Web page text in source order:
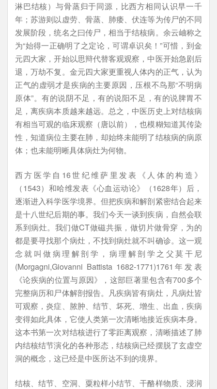
淋巴结核）与骨蒸归于同源，比西方相同认识早一千
年；苏游则以虚劳、骨蒸、肺痿、伏连等为传尸的不同
发展阶段，统名之曰传尸，相当于结核病。余云岫称之
为“始得一正确明了之定论，可谓卓识矣！”可惜，到金
元四大家，开始以思辩代替客观观察，中医开始急剧后
退，万劫不复。金元四大家更重视人体内的正气，认为
正气的虚弱才是疾病的主要原因，压根不鸟那“不明病
原体”。有的说阴不足，有的说阳不足，有的说脾胃不
足，离疾病本质越来越远。总之，中医历史上对结核病
有相当可观的临床观察（唐以前），也模糊知道其传染
性，知道病位主要在肺，却始终未能明了结核病的病原
体；也未能明晰具体病灶为何物。
西方医学自16世纪维萨里发表《人体的构造》
（1543）和哈维发表《心血运动论》（1628年）后，
逐渐进入科学医学境界。但把疾病和解剖紧密结合起来
是十八世纪后期的事。我们今天一谈到疾病，自然会联
系到病灶。我们做CT做磁共振，做切片做骨穿，为的
都是要寻找那个病灶，不找到病灶就不叫确诊。这一观
念就叫做病理解剖学，病理解剖学之父莫干尼
(Morgagni,Giovanni Battista 1682-1771)1761年发表
《论疾病的位置与原因》，这部巨著里包含有700多个
完整病历和尸体解剖报告。凡疾病皆有病灶，凡病灶皆
可观察，炎症、脓肿、结节、坏死、增生、出血，疾病
变得如此具体，它使人类第一次清晰地接近疾病本身。
这本书第一次对结核进行了零距离观察，清晰描述了肺
内结核结节演化的各种形态，结核病已经摆脱了玄虚空
洞的概念，这已经是中医所达不到的境界。
结核、结节、空洞、粟粒样小结节、干酪样物质、浸润